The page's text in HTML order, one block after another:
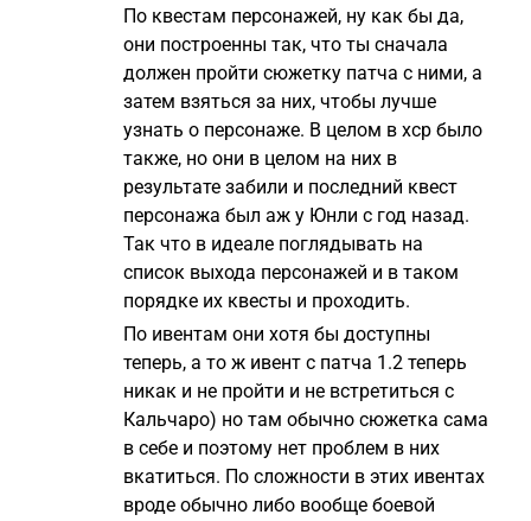
По квестам персонажей, ну как бы да,
они построенны так, что ты сначала
должен пройти сюжетку патча с ними, а
затем взяться за них, чтобы лучше
узнать о персонаже. В целом в хср было
также, но они в целом на них в
результате забили и последний квест
персонажа был аж у Юнли с год назад.
Так что в идеале поглядывать на
список выхода персонажей и в таком
порядке их квесты и проходить.
По ивентам они хотя бы доступны
теперь, а то ж ивент с патча 1.2 теперь
никак и не пройти и не встретиться с
Кальчаро) но там обычно сюжетка сама
в себе и поэтому нет проблем в них
вкатиться. По сложности в этих ивентах
вроде обычно либо вообще боевой